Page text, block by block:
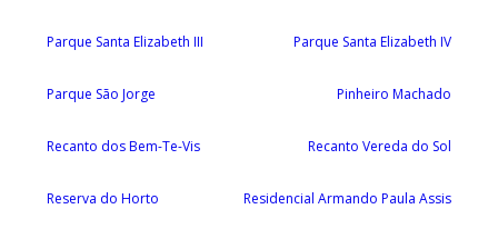
Parque Santa Elizabeth III Parque Santa Elizabeth IV
Parque São Jorge Pinheiro Machado
Recanto dos Bem-Te-Vis Recanto Vereda do Sol
Reserva do Horto Residencial Armando Paula Assis